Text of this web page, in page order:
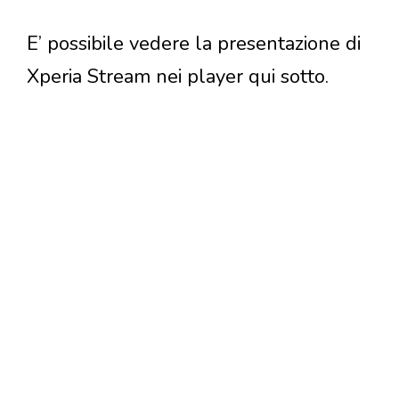
E’ possibile vedere la presentazione di
Xperia Stream nei player qui sotto.